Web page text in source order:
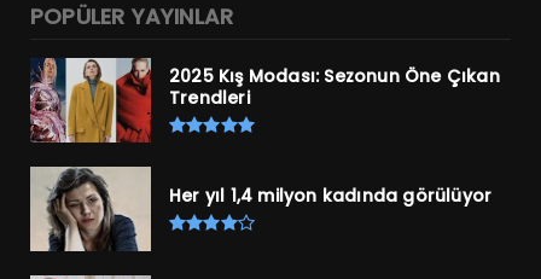
POPÜLER YAYINLAR
2025 Kış Modası: Sezonun Öne Çıkan
Trendleri
Her yıl 1,4 milyon kadında görülüyor